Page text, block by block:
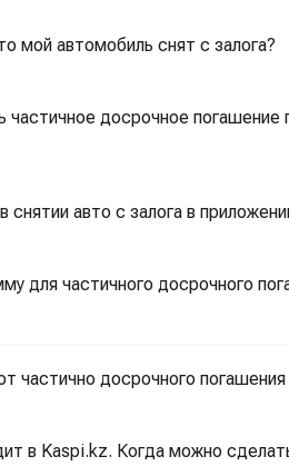
мой автомобиль снят с залога?
частичное досрочное
снятии авто с залога в
для частичного досрочного
частично досрочного
в Kaspi.kz. Когда можно